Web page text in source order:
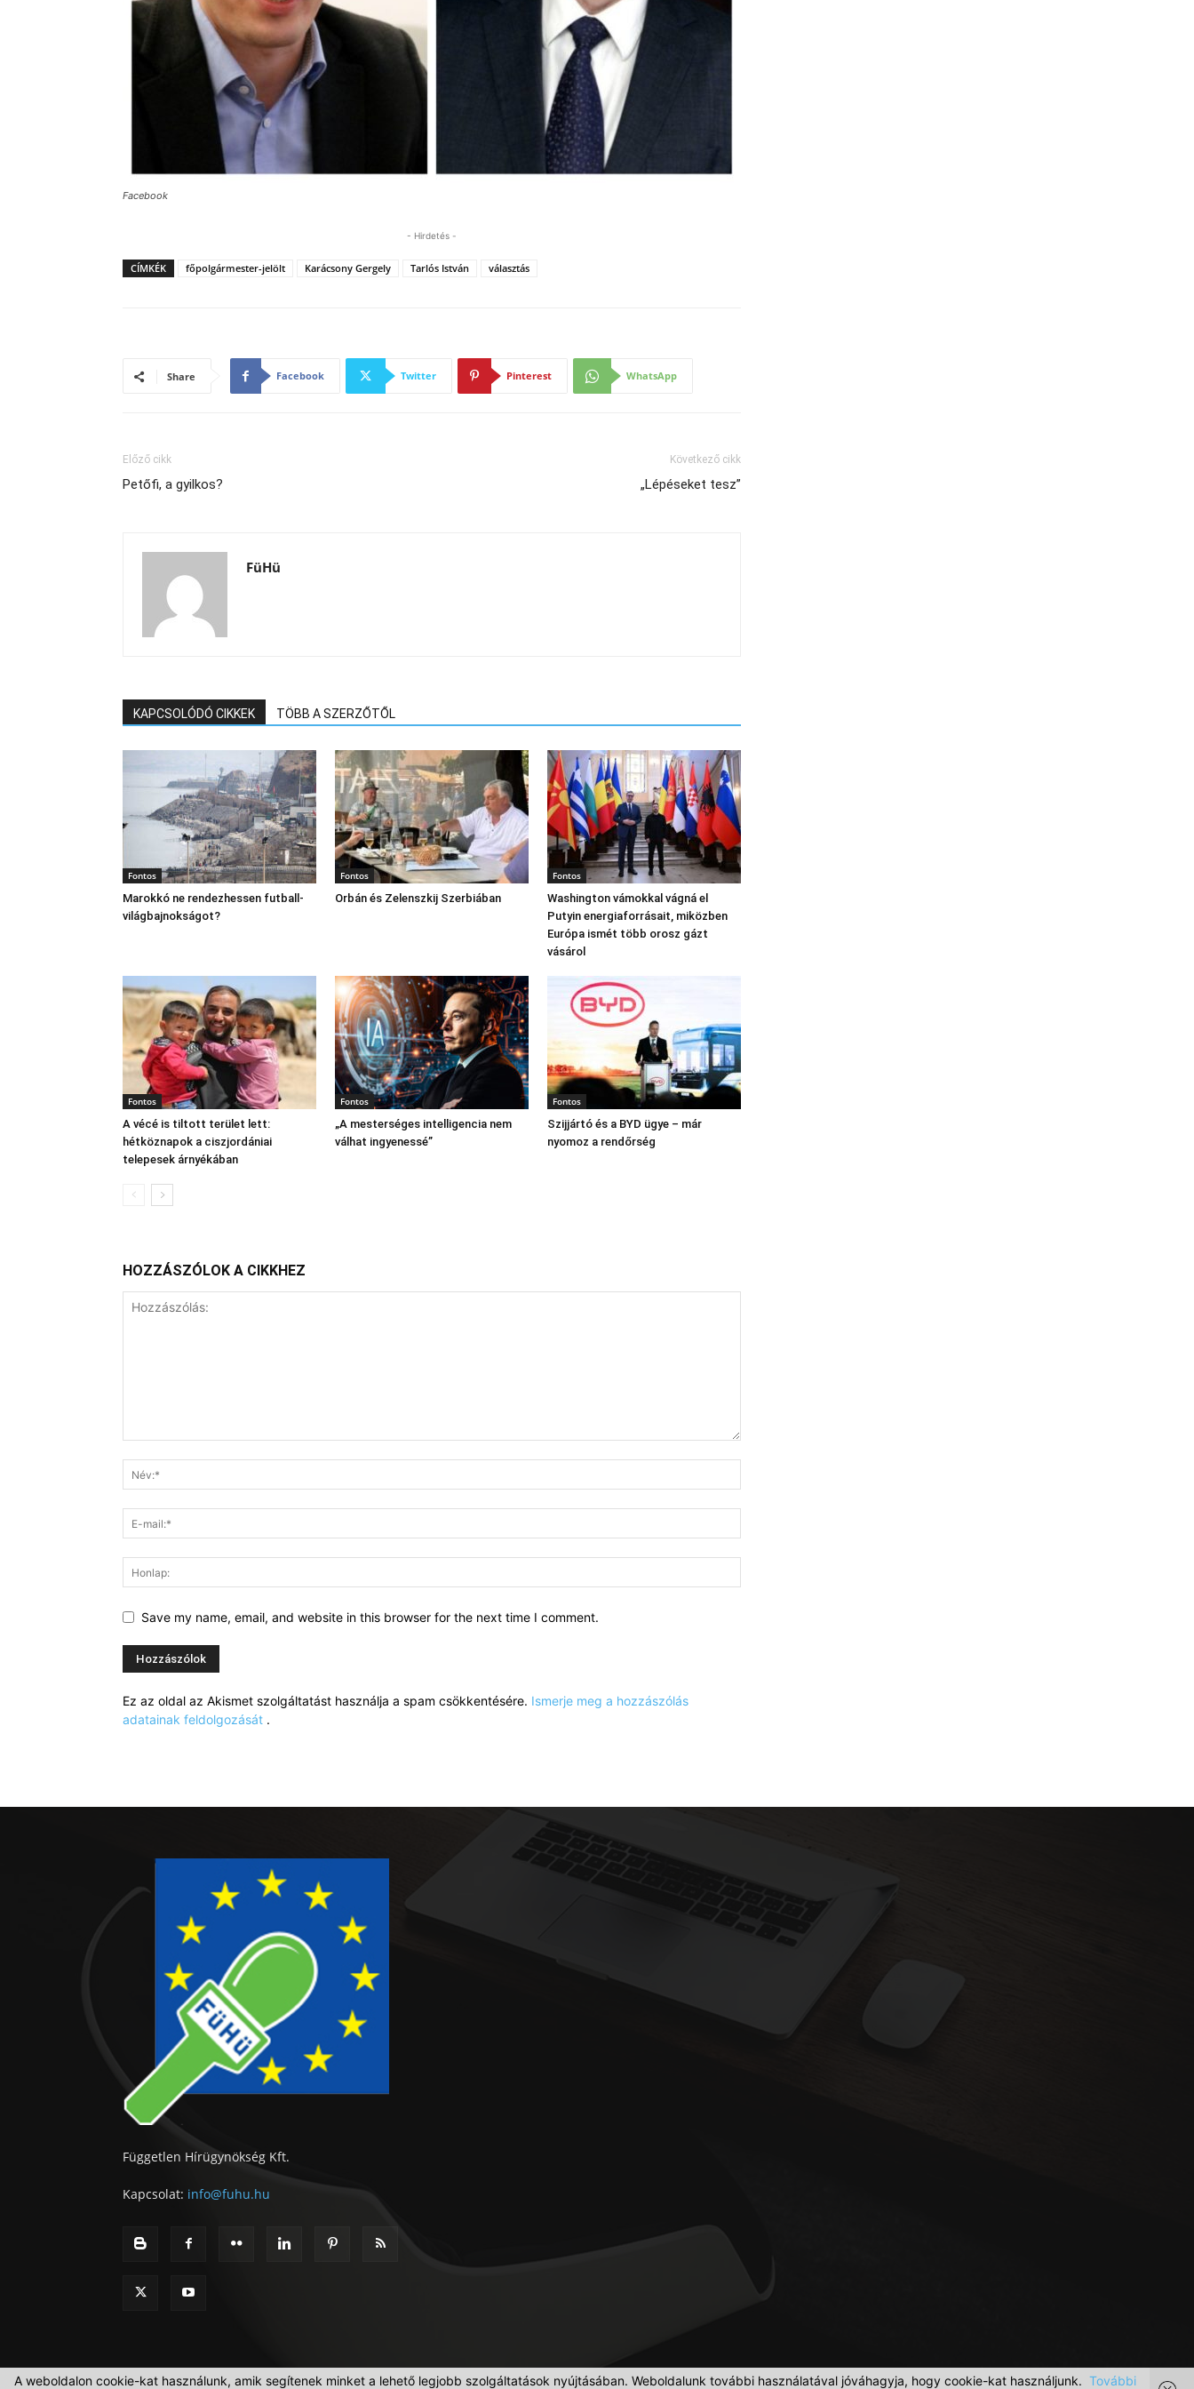
Facebook
- Hirdetés -
CÍMKÉK főpolgármester-jelölt Karácsony Gergely Tarlós István választás
Share Facebook Twitter Pinterest WhatsApp
Előző cikk
Petőfi, a gyilkos?
Következő cikk
„Lépéseket tesz”
FüHü
KAPCSOLÓDÓ CIKKEK TÖBB A SZERZŐTŐL
Fontos
Marokkó ne rendezhessen futball-
világbajnokságot?
Fontos
Orbán és Zelenszkij Szerbiában
Fontos
Washington vámokkal vágná el
Putyin energiaforrásait, miközben
Európa ismét több orosz gázt
vásárol
Fontos
A vécé is tiltott terület lett:
hétköznapok a ciszjordániai
telepesek árnyékában
Fontos
„A mesterséges intelligencia nem
válhat ingyenessé”
Fontos
Szijjártó és a BYD ügye – már
nyomoz a rendőrség
HOZZÁSZÓLOK A CIKKHEZ
Save my name, email, and website in this browser for the next time I comment.
Ez az oldal az Akismet szolgáltatást használja a spam csökkentésére. Ismerje meg a hozzászólás
adatainak feldolgozását .
Független Hírügynökség Kft.
Kapcsolat: info@fuhu.hu
A weboldalon cookie-kat használunk, amik segítenek minket a lehető legjobb szolgáltatások nyújtásában. Weboldalunk további használatával jóváhagyja, hogy cookie-kat használjunk. További